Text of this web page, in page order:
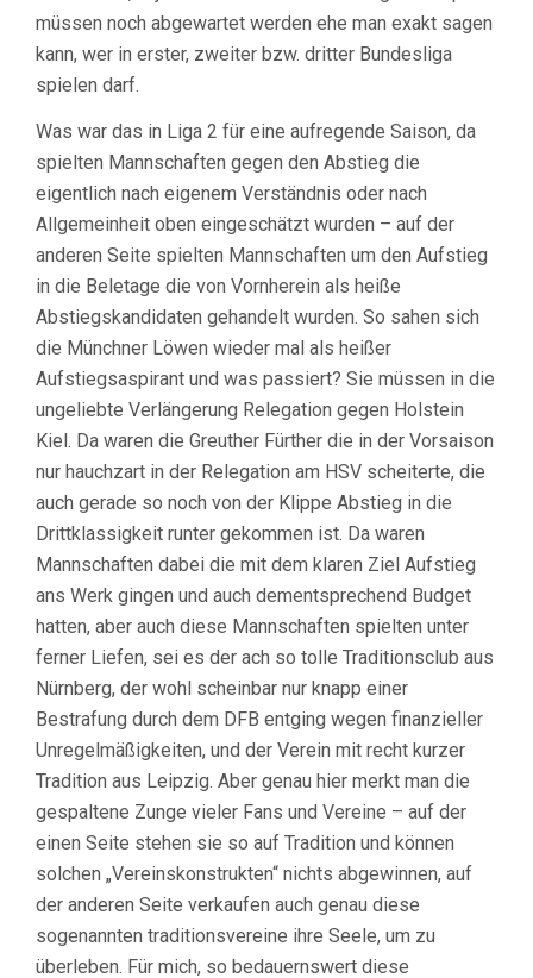
müssen noch abgewartet werden ehe man exakt sagen
kann, wer in erster, zweiter bzw. dritter Bundesliga
spielen darf.
Was war das in Liga 2 für eine aufregende Saison, da
spielten Mannschaften gegen den Abstieg die
eigentlich nach eigenem Verständnis oder nach
Allgemeinheit oben eingeschätzt wurden – auf der
anderen Seite spielten Mannschaften um den Aufstieg
in die Beletage die von Vornherein als heiße
Abstiegskandidaten gehandelt wurden. So sahen sich
die Münchner Löwen wieder mal als heißer
Aufstiegsaspirant und was passiert? Sie müssen in die
ungeliebte Verlängerung Relegation gegen Holstein
Kiel. Da waren die Greuther Fürther die in der Vorsaison
nur hauchzart in der Relegation am HSV scheiterte, die
auch gerade so noch von der Klippe Abstieg in die
Drittklassigkeit runter gekommen ist. Da waren
Mannschaften dabei die mit dem klaren Ziel Aufstieg
ans Werk gingen und auch dementsprechend Budget
hatten, aber auch diese Mannschaften spielten unter
ferner Liefen, sei es der ach so tolle Traditionsclub aus
Nürnberg, der wohl scheinbar nur knapp einer
Bestrafung durch dem DFB entging wegen finanzieller
Unregelmäßigkeiten, und der Verein mit recht kurzer
Tradition aus Leipzig. Aber genau hier merkt man die
gespaltene Zunge vieler Fans und Vereine – auf der
einen Seite stehen sie so auf Tradition und können
solchen „Vereinskonstrukten“ nichts abgewinnen, auf
der anderen Seite verkaufen auch genau diese
sogenannten traditionsvereine ihre Seele, um zu
überleben. Für mich, so bedauernswert diese